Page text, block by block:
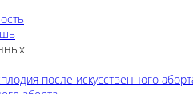
после искусственного